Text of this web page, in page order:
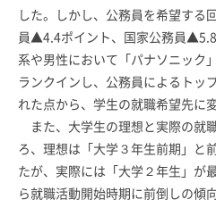
した。しかし、公務員を希望する
員▲4.4ポイント、国家公務員
系や男性において「パナソニック
ランクインし、公務員によるトッ
れた点から、学生の就職希望先に
また、大学生の理想と実際の就
ろ、理想は「大学３年生前期」と
たが、実際には「大学２年生」が
ら就職活動開始時期に前倒しの傾